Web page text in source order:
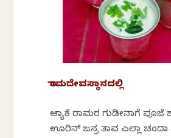
ರಾಮದೇವಸ್ಥಾನದಲ್ಲಿ
ಆಮ್ಯಾಕೆ ರಾಮರ ಗುಡೀನಾಗೆ ಪೂಜೆ
ಊರಿನ್ ಜನ್ರ ತಾವ ಎಲ್ಲಾ ಚಂದಾ